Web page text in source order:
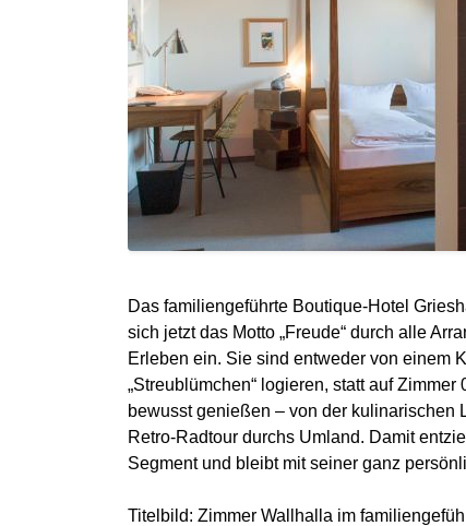
Das familiengeführte Boutique-Hotel
sich jetzt das Motto „Freude“ durch alle
Erleben ein. Sie sind entweder von einem
„Streublümchen“ logieren, statt auf
bewusst genießen – von der kulinarischen
Retro-Radtour durchs Umland. Damit
Segment und bleibt mit seiner ganz
Titelbild: Zimmer Wallhalla im